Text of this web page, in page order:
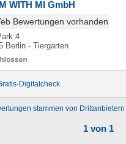
WITH MI GmbH
Bewertungen vorhanden
4
Berlin - Tiergarten
Digitalcheck
stammen von Drittanbietern
1 von 1